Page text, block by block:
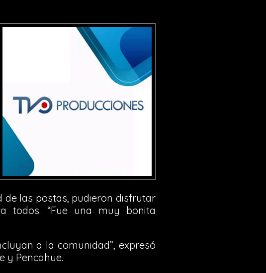
de las postas, pudieron disfrutar
todos. “Fue una muy bonita
a la comunidad”, expresó
y Pencahue.